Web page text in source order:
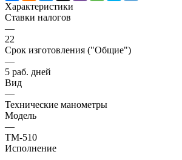
Характеристики
Ставки налогов
—
22
Срок изготовления ("Общие")
—
5 раб. дней
Вид
—
Технические манометры
Модель
—
ТМ-510
Исполнение